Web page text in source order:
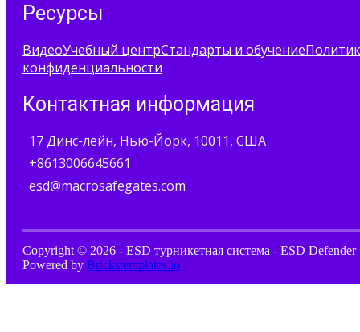
Ресурсы
ВидеоУчебный центрСтандарты и обучение
конфиденциальности
Контактная информация
17 Динс-лейн, Нью-Йорк, 10011, США
+8613006645661
esd@macrosafegates.com
Copyright © 2026 - ESD турникетная система - ESD Defender
Powered by Brickstemplates.io